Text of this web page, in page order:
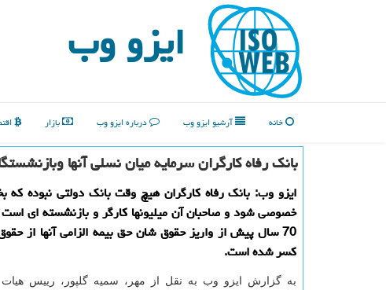
ایزو وب
خانه آرشیو ایزو وب درباره ایزو وب بازار
بانک رفاه کارگران سرمایه میان نسلی آنها
ایزو وب: بانک رفاه کارگران هیچ وقت بانک دولتی نبوده که
خصوصی شود و صاحبان آن میلیونها کارگر و بازنشسته ای
70 سال پیش از واریز حقوق شان حق بیمه الزامی آنها از
کسر شده است.
به گزارش ایزو وب به نقل از مهر، سمیه گلپور، رییس هیات